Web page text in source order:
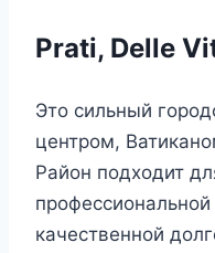
Prati, Delle
Это сильный
центром,
Район подходит
качественной